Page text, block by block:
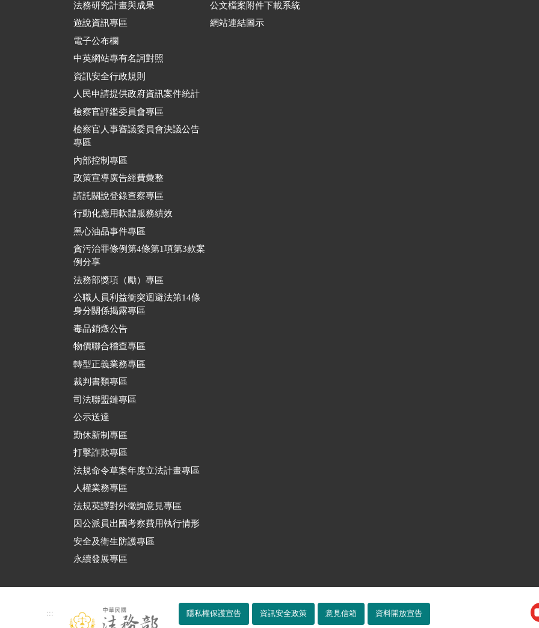
法務研究計畫與成果
遊說資訊專區
電子公布欄
中英網站專有名詞對照
資訊安全行政規則
人民申請提供政府資訊案件統計
檢察官評鑑委員會專區
檢察官人事審議委員會決議公告
專區
內部控制專區
政策宣導廣告經費彙整
請託關說登錄查察專區
行動化應用軟體服務績效
黑心油品事件專區
貪污治罪條例第4條第1項第3款案
例分享
法務部獎項（勵）專區
公職人員利益衝突迴避法第14條
身分關係揭露專區
毒品銷燬公告
物價聯合稽查專區
轉型正義業務專區
裁判書類專區
司法聯盟鏈專區
公示送達
勤休新制專區
打擊詐欺專區
法規命令草案年度立法計畫專區
人權業務專區
法規英譯對外徵詢意見專區
因公派員出國考察費用執行情形
安全及衛生防護專區
永續發展專區
公文檔案附件下載系統
網站連結圖示
::: 隱私權保護宣告 資訊安全政策 意見信箱 資料開放宣告